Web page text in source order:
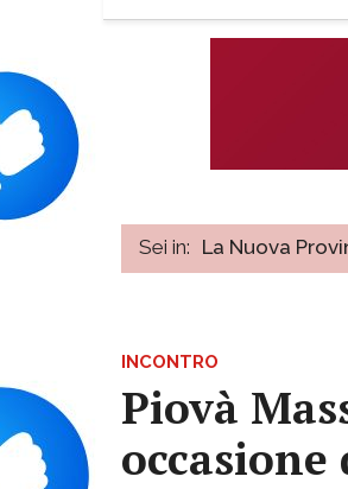
Sei in: La Nuova
INCONTRO
Piovà